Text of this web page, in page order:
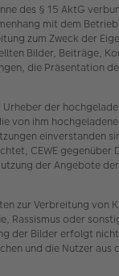
des § 15 AktG
mit dem
zum Zweck der
Bilder, Beiträge,
die Präsentation
Urheber der
von ihm
einverstanden
CEWE gegenüber
der Angebote
zur Verbreitung von
Rassismus oder
der Bilder erfolgt
und die Nutzer aus